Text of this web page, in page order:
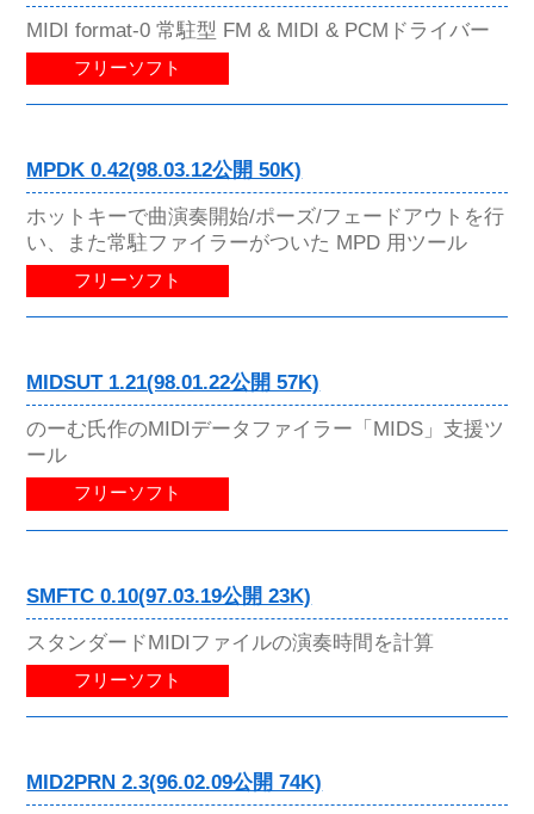
MIDI format-0 常駐型 FM & MIDI & PCMドライバー
フリーソフト
MPDK 0.42(98.03.12公開 50K)
ホットキーで曲演奏開始/ポーズ/フェードアウトを行
い、また常駐ファイラーがついた MPD 用ツール
フリーソフト
MIDSUT 1.21(98.01.22公開 57K)
のーむ氏作のMIDIデータファイラー「MIDS」支援ツ
ール
フリーソフト
SMFTC 0.10(97.03.19公開 23K)
スタンダードMIDIファイルの演奏時間を計算
フリーソフト
MID2PRN 2.3(96.02.09公開 74K)